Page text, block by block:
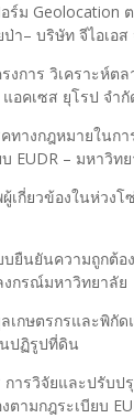
ร์ม Geolocation
า– บริษัท จีไอเอส
าะห์ตลาดสิ
อคเซส ยุโรป จำกั
ทางกฎหมายในก
EUDR – มหาวิท
ผู้เกี่ยวข้องในห่วง
บยืนยันความถูกต้อ
งกรณ์มหาวิทยาลัย
เกษตรกรและพิกัด
งานปฏิรูปที่ดิน
และปรับปรุง
ตามกฎระเบียบ